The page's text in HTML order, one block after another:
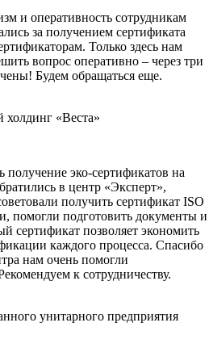
и оперативность сотрудникам
за получением сертификата
Только здесь нам
вопрос оперативно – через три
Будем обращаться еще.
«Веста»
получение эко-сертификатов на
в центр «Эксперт»,
получить сертификат ISO
помогли подготовить документы и
сертификат позволяет экономить
каждого процесса. Спасибо
нам очень помогли
к сотрудничеству.
унитарного предприятия